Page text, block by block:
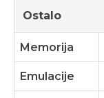
Ostalo
Memorija
Emulacije